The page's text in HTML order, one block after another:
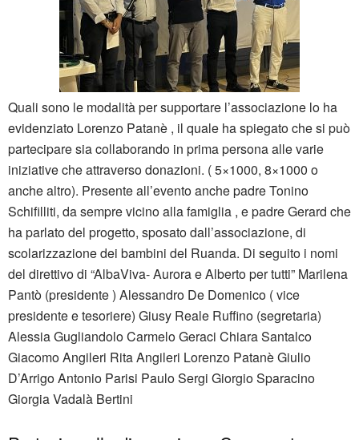
Quali sono le modalità per supportare l’associazione lo ha
evidenziato Lorenzo Patanè , il quale ha spiegato che si può
partecipare sia collaborando in prima persona alle varie
iniziative che attraverso donazioni. ( 5×1000, 8×1000 o
anche altro). Presente all’evento anche padre Tonino
Schifilliti, da sempre vicino alla famiglia , e padre Gerard che
ha parlato del progetto, sposato dall’associazione, di
scolarizzazione dei bambini del Ruanda. Di seguito i nomi
del direttivo di “AlbaViva- Aurora e Alberto per tutti” Marilena
Pantò (presidente ) Alessandro De Domenico ( vice
presidente e tesoriere) Giusy Reale Ruffino (segretaria)
Alessia Gugliandolo Carmelo Geraci Chiara Santalco
Giacomo Angileri Rita Angileri Lorenzo Patanè Giulio
D’Arrigo Antonio Parisi Paulo Sergi Giorgio Sparacino
Giorgia Vadalà Bertini